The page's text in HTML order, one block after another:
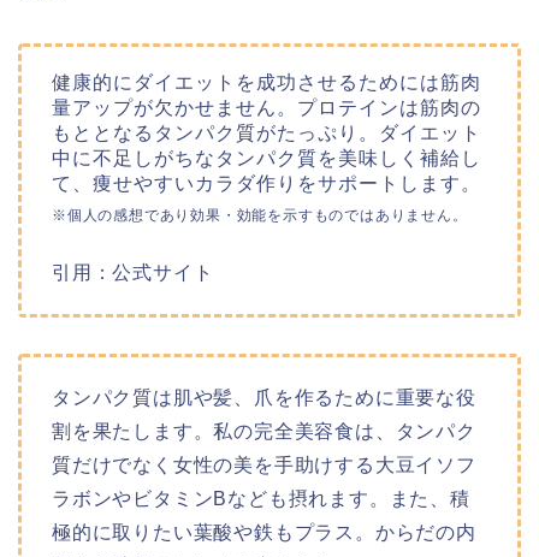
健康的にダイエットを成功させるためには筋肉
量アップが欠かせません。プロテインは筋肉の
もととなるタンパク質がたっぷり。ダイエット
中に不足しがちなタンパク質を美味しく補給し
て、痩せやすいカラダ作りをサポートします。
※個人の感想であり効果・効能を示すものではありません。
引用：公式サイト
タンパク質は肌や髪、爪を作るために重要な役
割を果たします。私の完全美容食は、タンパク
質だけでなく女性の美を手助けする大豆イソフ
ラボンやビタミンBなども摂れます。また、積
極的に取りたい葉酸や鉄もプラス。からだの内